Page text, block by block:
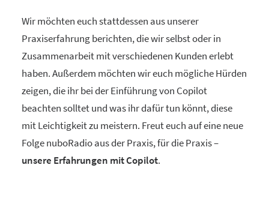
Wir möchten euch stattdessen aus unserer
Praxiserfahrung berichten, die wir selbst oder in
Zusammenarbeit mit verschiedenen Kunden erlebt
haben. Außerdem möchten wir euch mögliche Hürden
zeigen, die ihr bei der Einführung von Copilot
beachten solltet und was ihr dafür tun könnt, diese
mit Leichtigkeit zu meistern. Freut euch auf eine neue
Folge nuboRadio aus der Praxis, für die Praxis –
unsere Erfahrungen mit Copilot.